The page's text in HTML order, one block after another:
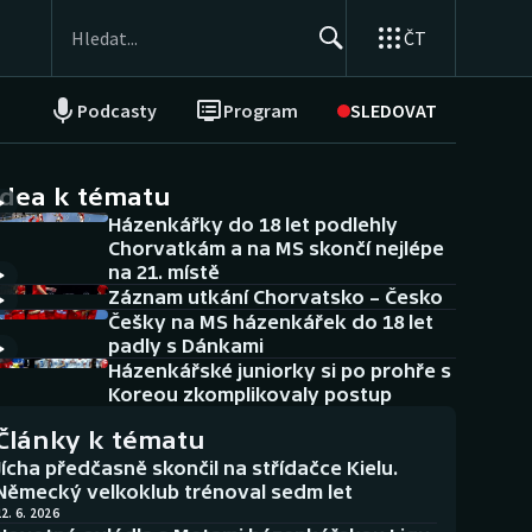
ČT
Podcasty Program SLEDOVAT
NEPŘEHLÉDNĚTE
Historické návraty
Aplikace ČT sport
AZ kvíz
k tématu
Házenkářky do 18 let podlehly
Chorvatkám a na MS skončí nejlépe
na 21. místě
Záznam utkání Chorvatsko – Česko
Češky na MS házenkářek do 18 let
padly s Dánkami
Házenkářské juniorky si po prohře s
Koreou zkomplikovaly postup
k tématu
předčasně skončil na střídačce Kielu.
velkoklub trénoval sedm let
6. 2026